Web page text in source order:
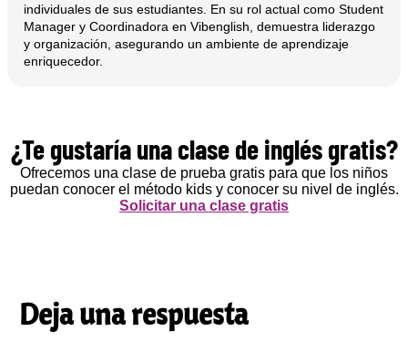
individuales de sus estudiantes. En su rol actual como Student
Manager y Coordinadora en Vibenglish, demuestra liderazgo
y organización, asegurando un ambiente de aprendizaje
enriquecedor.
¿Te gustaría una clase de inglés gratis?
Ofrecemos una clase de prueba gratis para que los niños
puedan conocer el método kids y conocer su nivel de inglés.
Solicitar una clase gratis
Deja una respuesta